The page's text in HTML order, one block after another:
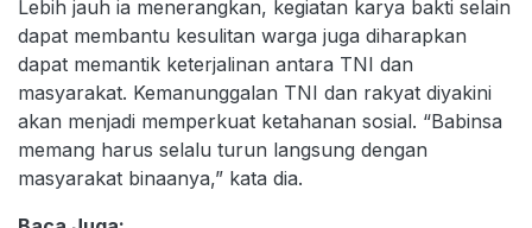
Lebih jauh ia menerangkan, kegiatan karya bakti selain
dapat membantu kesulitan warga juga diharapkan
dapat memantik keterjalinan antara TNI dan
masyarakat. Kemanunggalan TNI dan rakyat diyakini
akan menjadi memperkuat ketahanan sosial. “Babinsa
memang harus selalu turun langsung dengan
masyarakat binaanya,” kata dia.